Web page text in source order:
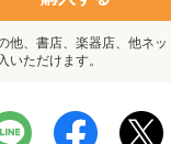
他、書店、楽器店、他ネッ
いただけます。